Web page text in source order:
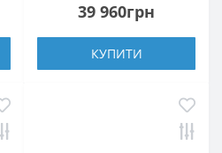
39 960грн
КУПИТИ